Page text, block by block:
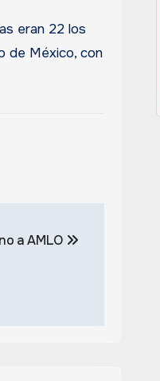
eran 22 los
de México, con
a AMLO